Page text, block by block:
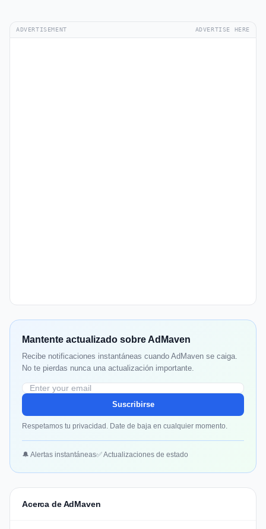
ADVERTISEMENT ADVERTISE HERE
Mantente actualizado sobre AdMaven
Recibe notificaciones instantáneas cuando AdMaven se caiga.
No te pierdas nunca una actualización importante.
Suscribirse
Respetamos tu privacidad. Date de baja en cualquier momento.
🔔 Alertas instantáneas✅ Actualizaciones de estado
Acerca de AdMaven